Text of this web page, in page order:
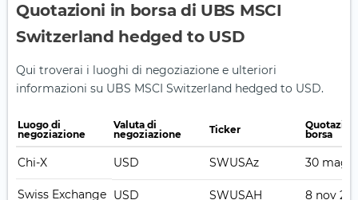
Quotazioni in borsa di UBS MSCI
Switzerland hedged to USD
Qui troverai i luoghi di negoziazione e ulteriori
informazioni su UBS MSCI Switzerland hedged to USD.
Luogo di
negoziazione
Valuta di
negoziazione
Ticker
borsa
Chi-X USD SWUSAz 30 mag
Swiss Exchange USD SWUSAH 8 nov